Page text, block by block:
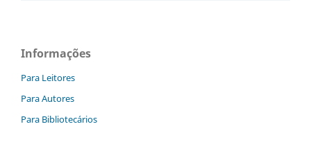
Informações
Para Leitores
Para Autores
Para Bibliotecários